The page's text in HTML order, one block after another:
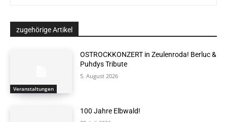
zugehörige Artikel
Veranstaltungen
OSTROCKKONZERT in Zeulenroda! Berluc &
Puhdys Tribute
5. August 2026
100 Jahre Elbwald!